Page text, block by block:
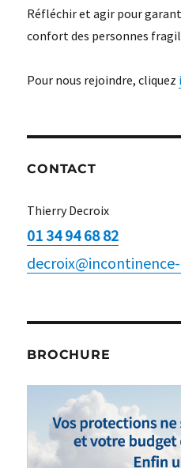
Réfléchir et agir pour
confort des personnes
Pour nous rejoindre, cliquez
CONTACT
Thierry Decroix
01 34 94 68 82
BROCHURE